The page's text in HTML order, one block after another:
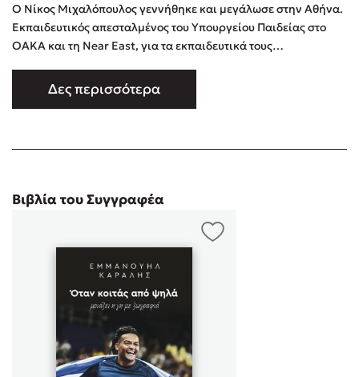
Ο Νίκος Μιχαλόπουλος γεννήθηκε και μεγάλωσε στην Αθήνα.
Εκπαιδευτικός απεσταλμένος του Υπουργείου Παιδείας στο
ΟΑΚΑ και τη Near East, για τα εκπαιδευτικά τους
Masters στον ακοντισμό, 8 φορές Βαλκανιονίκης και κάτοχος
του χρυσού μεταλλίου στα European Masters Games (Τορίνο
Δες περισσότερα
Βιβλία του Συγγραφέα